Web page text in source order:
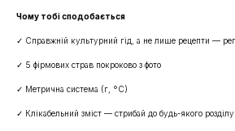
Чому тобі сподобається
✓ Справжній культурний гід, а не лише рецепти —
✓ 5 фірмових страв покроково з фото
✓ Метрична система (г, °C)
✓ Клікабельний зміст — стрибай до будь-якого розділу